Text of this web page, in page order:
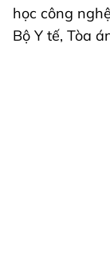
học công
Bộ Y tế, Tòa